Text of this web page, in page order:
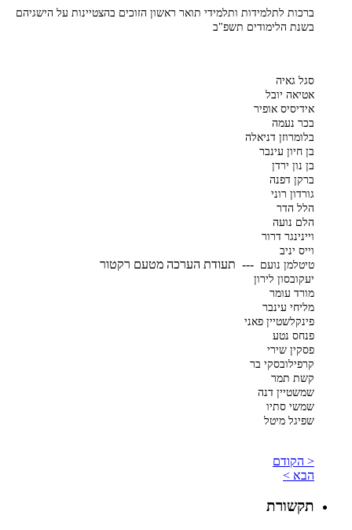
ברכות לתלמידות ותלמידי תואר ראשון הזוכים בהצטיינות על הישגיהם
בשנת הלימודים תשפ"ב
סגל גאיה
אטיאה יובל
אידיסיס אופיר
בכר נעמה
בלומרוזן דניאלה
בן חיון עינבר
בן נון ירדן
ברקן דפנה
גורדון רוני
הלל הדר
הלם נועה
ויינינגר דרור
וייס יניב
טיטלמן נועם --- תעודת הערכה מטעם רקטור
יעקובסון לירון
מורד עומר
מליחי עינבר
פינקלשטיין פאני
פנחס נטע
פסקין שירי
קרפילובסקי בר
קשת תמר
שמשטיין דנה
שמשי סתיו
שפיגל מיטל
< הקודם
הבא >
תקשורת